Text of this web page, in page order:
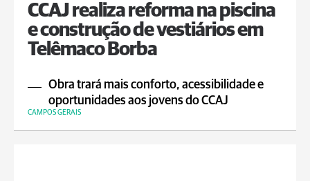
CCAJ realiza reforma na piscina
e construção de vestiários em
Telêmaco Borba
Obra trará mais conforto, acessibilidade e
oportunidades aos jovens do CCAJ
CAMPOS GERAIS